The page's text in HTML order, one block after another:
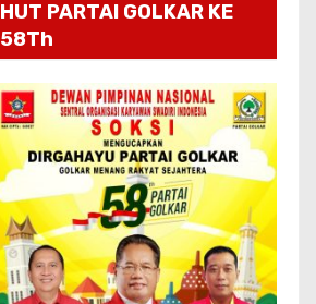
HUT PARTAI GOLKAR KE
58Th